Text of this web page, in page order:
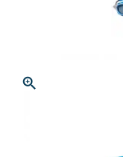
zoom_in